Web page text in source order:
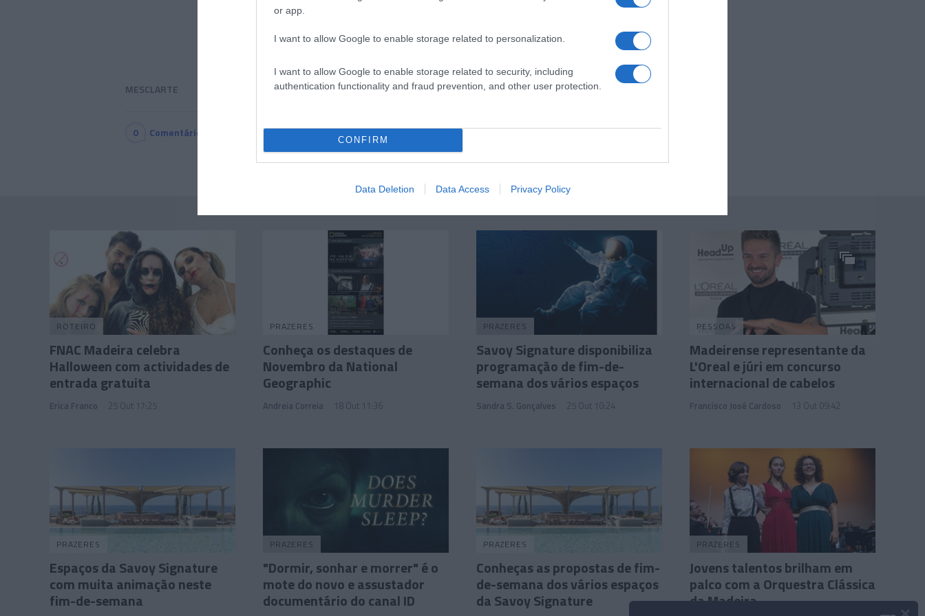
or app.
I want to allow Google to enable storage related to personalization.
I want to allow Google to enable storage related to security, including
authentication functionality and fraud prevention, and other user protection.
CONFIRM
Data Deletion Data Access Privacy Policy
MESCLARTE
0 Comentários
ROTEIRO
FNAC Madeira celebra
Halloween com actividades de
entrada gratuita
Erica Franco 25 Out 17:25
PRAZERES
Conheça os destaques de
Novembro da National
Geographic
Andreia Correia 18 Out 11:36
PRAZERES
Savoy Signature disponibiliza
programação de fim-de-
semana dos vários espaços
Sandra S. Gonçalves 25 Out 10:24
PESSOAS
Madeirense representante da
L'Oreal e júri em concurso
internacional de cabelos
Francisco José Cardoso 13 Out 09:42
PRAZERES
Espaços da Savoy Signature
com muita animação neste
fim-de-semana
PRAZERES
"Dormir, sonhar e morrer" é o
mote do novo e assustador
documentário do canal ID
PRAZERES
Conheças as propostas de fim-
de-semana dos vários espaços
da Savoy Signature
PRAZERES
Jovens talentos brilham em
palco com a Orquestra Clássica
da Madeira